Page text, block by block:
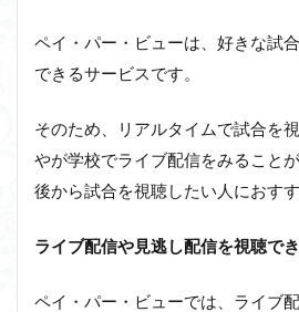
ペイ・パー・ビューは、好きな試
できるサービスです。
そのため、リアルタイムで試合を
やが学校でライブ配信をみること
後から試合を視聴したい人におすす
ライブ配信や見逃し配信を視聴で
ペイ・パー・ビューでは、ライブ